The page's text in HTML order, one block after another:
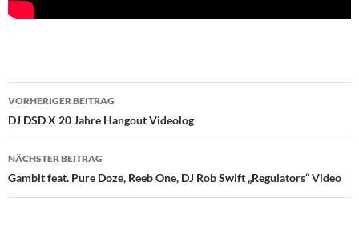
Beitragsnavigation
VORHERIGER BEITRAG
DJ DSD X 20 Jahre Hangout Videolog
NÄCHSTER BEITRAG
Gambit feat. Pure Doze, Reeb One, DJ Rob Swift „Regulators“ Video